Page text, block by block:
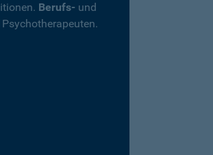
Berufs- und